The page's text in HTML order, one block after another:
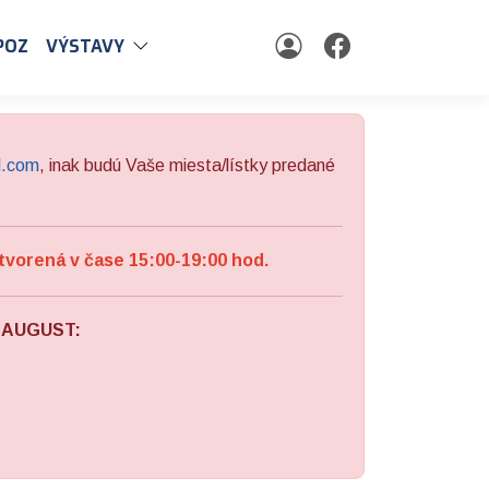
VÝSTAVY
, inak budú Vaše miesta/lístky predané
v čase 15:00-19:00 hod.